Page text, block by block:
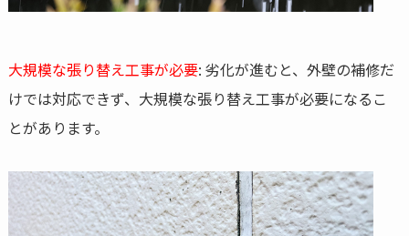
大規模な張り替え工事が必要: 劣化が進むと、外壁の補修だ
けでは対応できず、大規模な張り替え工事が必要になるこ
とがあります。